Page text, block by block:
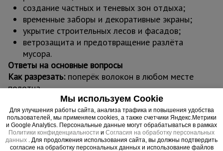
создание частных и теневых зон отдыха;
временные заборы и декоративные экраны;
укрытие строительных лесов и фасадов;
ветрозащита и предотвращение разлёта
мусора.
Ответы на основные вопросы
Как разрезать:поперёк волокон в любом месте
полотна.
Как закрепить:пластиковыми хомутами или
проволокой.
Доступные параметры сетки
Цвета:зелёный, тёмно-зелёный, белый,
оранжевый, голубой.
Мы используем Cookie
Для улучшения работы сайта, анализа трафика и повышения удобства
пользователей, мы применяем cookies, а также счетчики Яндекс.Метрики
и Google Analytics. Персональные данные могут обрабатываться в рамках
Политики конфиденциальности и Согласия на обработку персональных
данных
. Для продолжения использования сайта, вы должны подтвердить
согласие на обработку персональных данных и использование файлов